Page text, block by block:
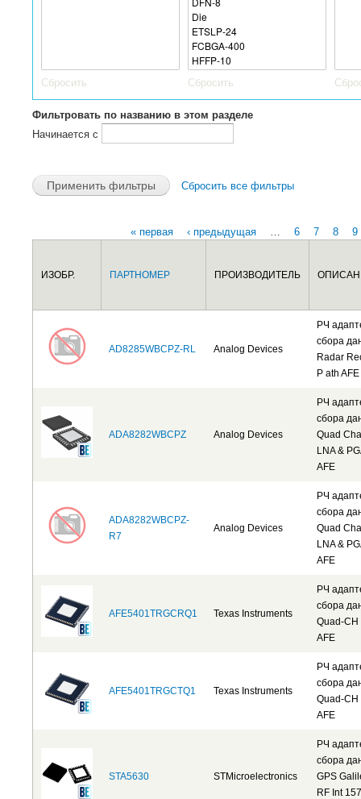
Сбросить Сбросить
Фильтровать по названию в этом разделе
Начинается с
Сбросить все фильтры
Страницы
« первая ‹ предыдущая 6 7 8 9
ИЗОБР. ПАРТНОМЕР ПРОИЗВОДИТЕЛЬ
AD8285WBCPZ-RL Analog Devices
РЧ
сбора
Radar
P ath AFE
ADA8282WBCPZ Analog Devices
РЧ
сбора
Quad
LNA &
AFE
ADA8282WBCPZ-
R7
Analog Devices
РЧ
сбора
Quad
LNA &
AFE
AFE5401TRGCRQ1 Texas Instruments
РЧ
сбора
Quad-CH
AFE
AFE5401TRGCTQ1 Texas Instruments
РЧ
сбора
Quad-CH
AFE
STA5630 STMicroelectronics
РЧ
сбора
GPS
RF Int